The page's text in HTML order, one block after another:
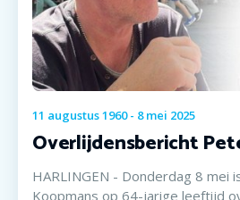
11 augustus1960- 8 mei 2025
Overlijdensbericht
HARLINGEN - Donderdag 8 mei
Koopmans op 64-jarige leeftijd